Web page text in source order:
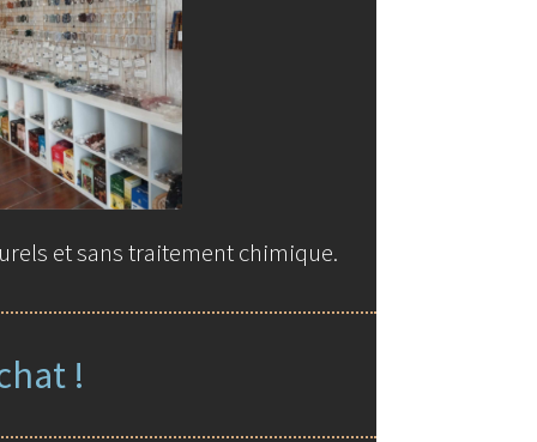
et sans traitement chimique.
!